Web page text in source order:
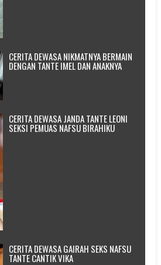
CERITA DEWASA NIKMATNYA BERMAIN
DENGAN TANTE IMEL DAN ANAKNYA
CERITA DEWASA JANDA TANTE LEONI
SEKSI PEMUAS NAFSU BIRAHIKU
CERITA DEWASA GAIRAH SEKS NAFSU
TANTE CANTIK VIKA